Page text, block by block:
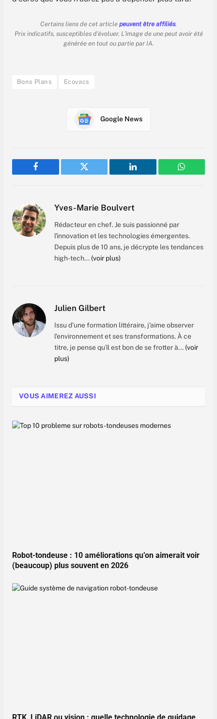
Certains liens de cet article peuvent être affiliés.
Prix indicatifs, susceptibles d'évoluer. L'image de une peut avoir été
générée en tout ou partie par IA.
Bons Plans Ecovacs
Google News
Facebook Twitter LinkedIn
Yves-Marie Boulvert
Rédacteur en chef. Je suis passionné par
l'innovation et les technologies émergentes.
Depuis plus de 10 ans, je décrypte les tendances
high-tech... (voir plus)
Julien Gilbert
Issu d'une formation littéraire, j'aime observer
l'environnement et ses transformations. À ce
titre, je pense qu'il est bon de se frotter à... (voir
plus)
VOUS AIMEREZ AUSSI
Robot-tondeuse : 10 améliorations qu’on aimerait voir
(beaucoup) plus souvent en 2026